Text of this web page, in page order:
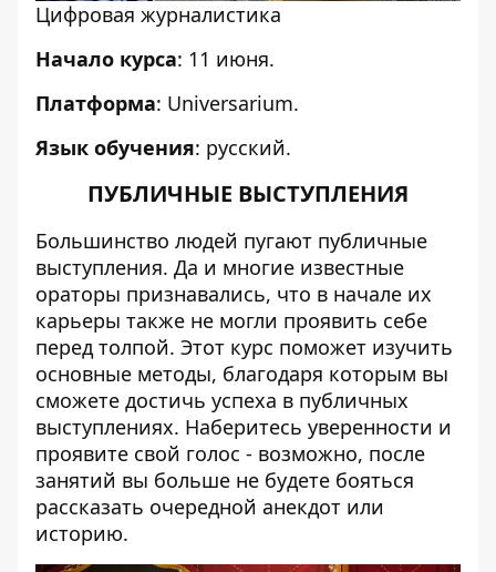
Цифровая журналистика
Начало курса: 11 июня.
Платформа: Universarium.
Язык обучения: русский.
ПУБЛИЧНЫЕ ВЫСТУПЛЕНИЯ
Большинство людей пугают публичные
выступления. Да и многие известные
ораторы признавались, что в начале их
карьеры также не могли проявить себе
перед толпой. Этот курс поможет изучить
основные методы, благодаря которым вы
сможете достичь успеха в публичных
выступлениях. Наберитесь уверенности и
проявите свой голос - возможно, после
занятий вы больше не будете бояться
рассказать очередной анекдот или
историю.